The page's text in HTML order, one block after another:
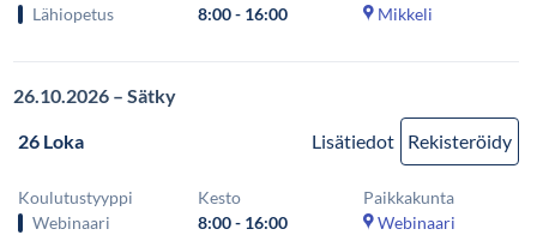
Lähiopetus
8:00 - 16:00
Mikkeli
26.10.2026 – Sätky
26 Loka
Lisätiedot Rekisteröidy
Koulutustyyppi
Webinaari
Kesto
8:00 - 16:00
Paikkakunta
Webinaari